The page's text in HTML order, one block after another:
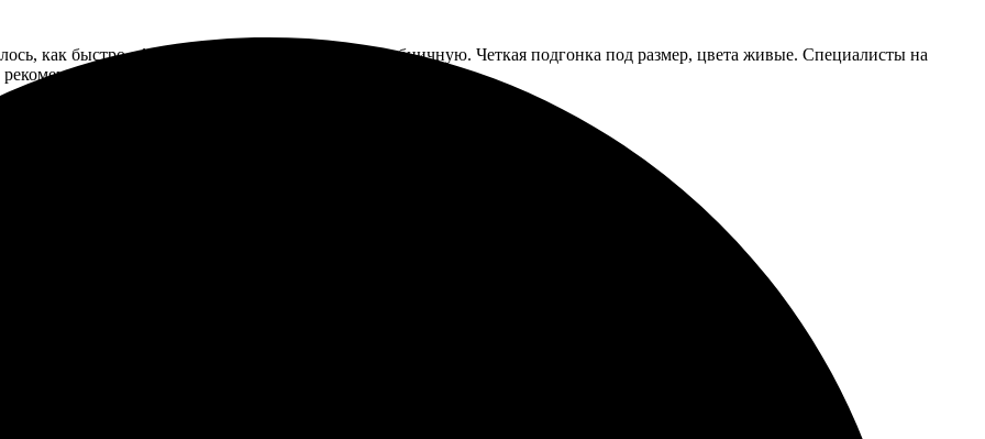
как быстро оформили заказ и доставили на клубничную. Четкая подгонка под размер, цвета живые. Специалисты на
процесс оказался простым и удобным. Результат вышел ярким и четким, большое спасибо!